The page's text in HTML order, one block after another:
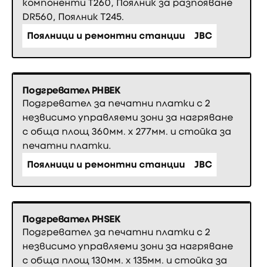
компоненти Т260, Поялник за разпояване
DR560, Поялник T245.
Поялници и ремонтни станции
JBC
Подгревател PHBEK
Подгревател за печатни платки с 2
незвисимо управляеми зони за нагряване
с обща площ 360мм. х 277мм. и стойка за
печатни платки.
Поялници и ремонтни станции
JBC
Подгревател PHSEK
Подгревател за печатни платки с 2
незвисимо управляеми зони за нагряване
с обща площ 130мм. х 135мм. и стойка за